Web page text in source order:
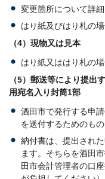
変更箇所について詳
はり紙及びはり札の
（4）現物又は見本
はり紙又ははり札の
（5）郵送等により提出
用宛名入り封筒1部
酒田市で発行する申
を送付するためのもの
納付書は、提出され
ます。そちらを酒田
田市会計管理者の口